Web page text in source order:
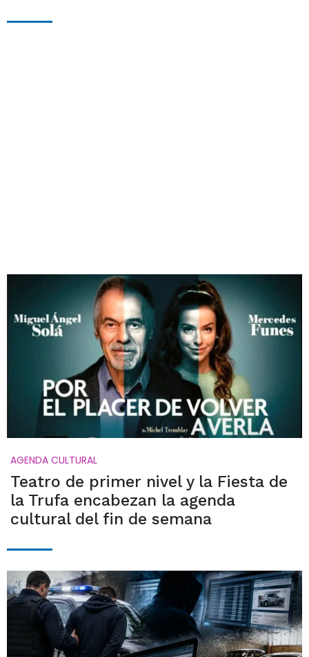
AGENDA CULTURAL
Teatro de primer nivel y la Fiesta de
la Trufa encabezan la agenda
cultural del fin de semana